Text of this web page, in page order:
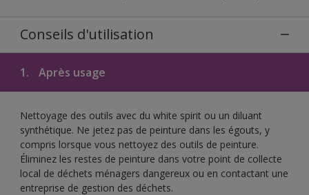
Conseils d'utilisation
1. Après usage
Nettoyage des outils avec du white spirit ou un diluant
synthétique. Ne jetez pas de peinture dans les égouts, y
compris lorsque vous nettoyez des outils de peinture.
Éliminez les restes de peinture dans votre point de collecte
local de déchets ménagers dangereux ou en contactant une
entreprise de gestion des déchets.